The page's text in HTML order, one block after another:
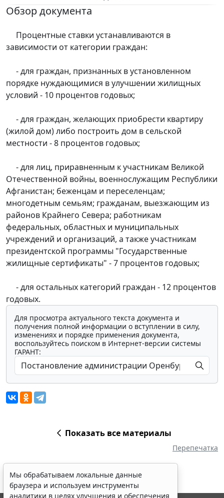
Обзор документа
Процентные ставки устанавливаются в
зависимости от категории граждан:
- для граждан, признанных в установленном
порядке нуждающимися в улучшении жилищных
условий - 10 процентов годовых;
- для граждан, желающих приобрести квартиру
(жилой дом) либо построить дом в сельской
местности - 8 процентов годовых;
- для лиц, приравненным к участникам Великой
Отечественной войны, военнослужащим Республики
Афганистан; беженцам и переселенцам;
многодетным семьям; гражданам, выезжающим из
районов Крайнего Севера; работникам
федеральных, областных и муниципальных
учреждений и организаций, а также участникам
президентской программы "Государственные
жилищные сертификаты" - 7 процентов годовых;
- для остальных категорий граждан - 12 процентов
годовых.
Для просмотра актуального текста документа и
получения полной информации о вступлении в силу,
изменениях и порядке применения документа,
воспользуйтесь поиском в Интернет-версии системы
ГАРАНТ:
Показать все материалы
Перепечатка
Мы обрабатываем локальные данные
браузера и используем инструменты
аналитики в целях улучшения и обеспечения